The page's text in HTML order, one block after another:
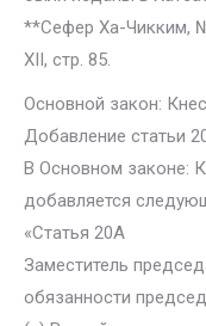
**Сефер Ха-Чикким, №
XII, стр. 85.
Основной закон:
Добавление статьи
В Основном законе:
добавляется
«Статья 20А
Заместитель
обязанности